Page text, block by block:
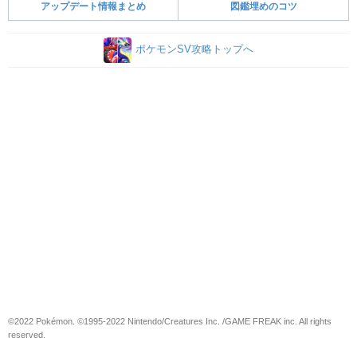
アップデート情報まとめ 図鑑埋めのコツ
ポケモンSV攻略トップへ
©2022 Pokémon. ©1995-2022 Nintendo/Creatures Inc. /GAME FREAK inc. All rights
reserved.